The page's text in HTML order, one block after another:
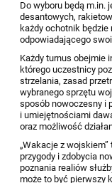
Do wyboru będą m.in.
desantowych,
każdy ochotnik będzie
odpowiadającego
Każdy turnus obejmie
którego uczestnicy
strzelania, zasad
wybranego sprzętu
sposób nowoczesny i
i umiejętnościami
oraz możliwość
„Wakacje z
przygody i zdobycia
poznania realiów
może to być pierwszy